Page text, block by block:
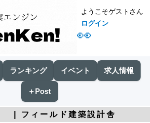
👀
ようこそゲストさん
ログイン
ランキング イベント 求人情報
＋Post
| フィールド建築設計舎